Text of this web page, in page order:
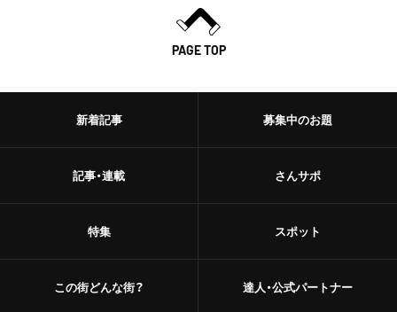
PAGE TOP
新着記事
記事・連載
特集
この街どんな街？
募集中のお題
さんサポ
スポット
達人・公式パートナー